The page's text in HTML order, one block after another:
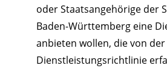
oder Staatsangehörige der
Baden-Württemberg eine
anbieten wollen, die von der
Dienstleistungsrichtlinie